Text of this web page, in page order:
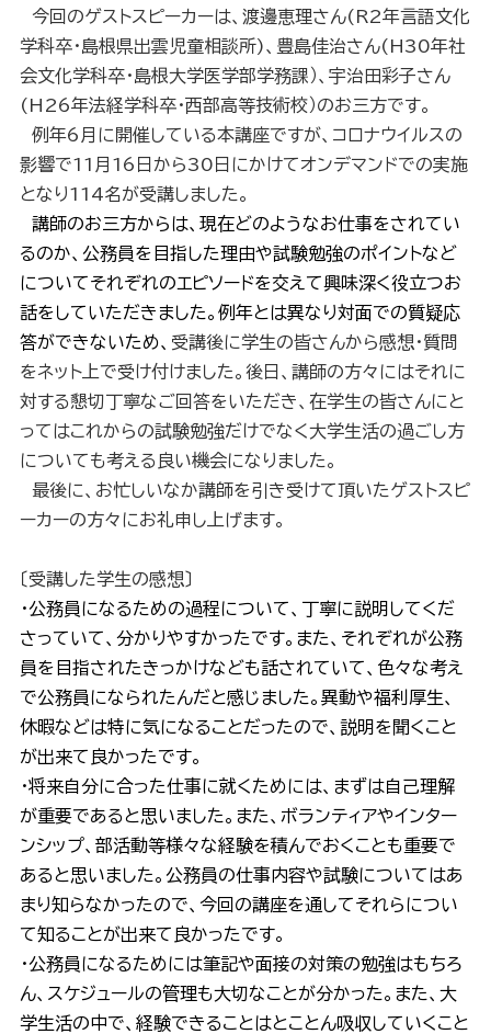
今回のゲストスピーカーは、渡邊恵理さん(R2年言語文化
学科卒・島根県出雲児童相談所)、豊島佳治さん(H30年社
会文化学科卒・島根大学医学部学務課）、宇治田彩子さん
(H26年法経学科卒・西部高等技術校）のお三方です。
例年6 月に開催している本講座ですが、 コロナウイルスの
影響で11 月16日から30日にかけてオンデマンドでの実施
となり114名が受講しました。
講師のお三方からは、現在どのようなお仕事をされてい
るのか、公務員を目指した理由や試験勉強のポイントなど
についてそれぞれのエピソードを交えて興味深く役立つお
話をしていただきました。例年とは異なり対面での質疑応
答ができないため、 受講後に学生の皆さんから感想・質問
をネット上で受け付けました。後日、講師の方々にはそれに
対する懇切丁寧なご回答をいただき、在学生の皆さんにと
ってはこれからの試験勉強だけでなく大学生活の過ごし方
についても考える良い機会になりました。
最後に、お忙しいなか講師を引き受けて頂いたゲストスピ
ーカーの方々にお礼申し上げます。
〔受講した学生の感想〕
・公務員になるための過程について、丁寧に説明してくだ
さっていて、分かりやすかったです。また、それぞれが公務
員を目指されたきっかけなども話されていて、色々な考え
で公務員になられたんだと感じました。異動や福利厚生、
休暇などは特に気になることだったので、説明を聞くこと
が出来て良かったです。
・将来自分に合った仕事に就くためには、まずは自己理解
が重要であると思いました。また、ボランティアやインター
ンシップ、部活動等様々な経験を積んでおくことも重要で
あると思いました。公務員の仕事内容や試験についてはあ
まり知らなかったので、今回の講座を通してそれらについ
て知ることが出来て良かったです。
・公務員になるためには筆記や面接の対策の勉強はもちろ
ん、スケジュールの管理も大切なことが分かった。また、大
学生活の中で、経験できることはとことん吸収していくこと